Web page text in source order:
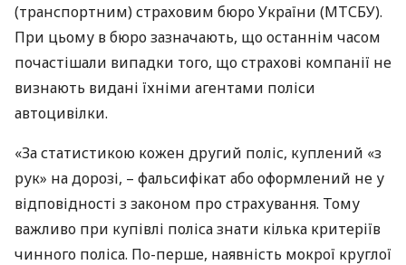
(транспортним) страховим бюро України (МТСБУ).
При цьому в бюро зазначають, що останнім часом
почастішали випадки того, що страхові компанії не
визнають видані їхніми агентами поліси
автоцивілки.
«За статистикою кожен другий поліс, куплений «з
рук» на дорозі, – фальсифікат або оформлений не у
відповідності з законом про страхування. Тому
важливо при купівлі поліса знати кілька критеріїв
чинного поліса. По-перше, наявність мокрої круглої